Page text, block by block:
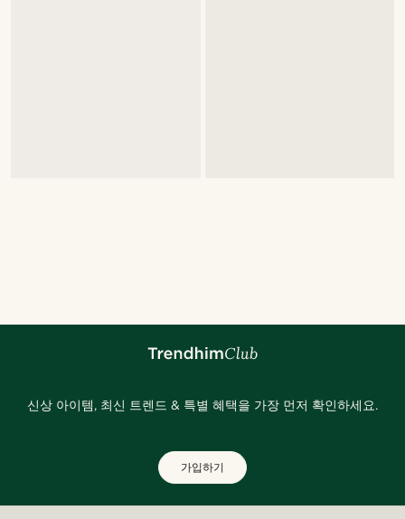
신상 아이템, 최신 트렌드 & 특별 혜택을 가장 먼저 확인하세요.
가입하기